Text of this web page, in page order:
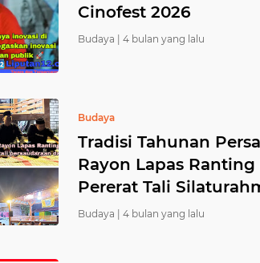
Cinofest 2026
Budaya | 4 bulan yang lalu
Budaya
Tradisi Tahunan
Rayon Lapas
Pererat Tali
Budaya | 4 bulan yang lalu